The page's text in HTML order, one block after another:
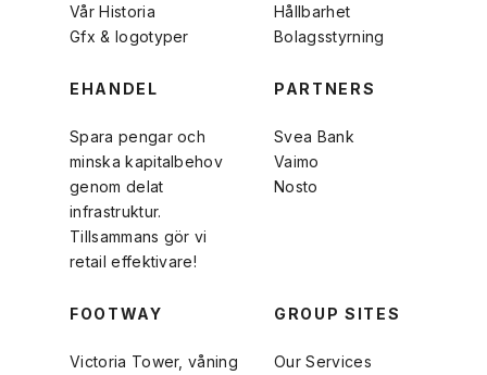
Vår Historia
Gfx & logotyper
Hållbarhet
Bolagsstyrning
EHANDEL
Spara pengar och
minska kapitalbehov
genom delat
infrastruktur.
Tillsammans gör vi
retail effektivare!
PARTNERS
Svea Bank
Vaimo
Nosto
FOOTWAY
Victoria Tower, våning
GROUP SITES
Our Services